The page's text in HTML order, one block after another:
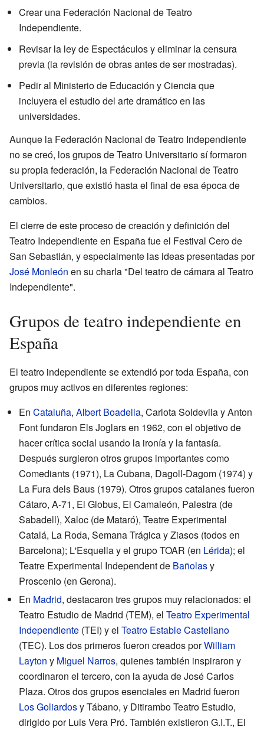
Crear una Federación Nacional de Teatro
Independiente.
Revisar la ley de Espectáculos y eliminar la censura
previa (la revisión de obras antes de ser mostradas).
Pedir al Ministerio de Educación y Ciencia que
incluyera el estudio del arte dramático en las
universidades.
Aunque la Federación Nacional de Teatro Independiente
no se creó, los grupos de Teatro Universitario sí formaron
su propia federación, la Federación Nacional de Teatro
Universitario, que existió hasta el final de esa época de
cambios.
El cierre de este proceso de creación y definición del
Teatro Independiente en España fue el Festival Cero de
San Sebastián, y especialmente las ideas presentadas por
José Monleón en su charla "Del teatro de cámara al Teatro
Independiente".
Grupos de teatro independiente en
España
El teatro independiente se extendió por toda España, con
grupos muy activos en diferentes regiones:
En Cataluña, Albert Boadella, Carlota Soldevila y Anton
Font fundaron Els Joglars en 1962, con el objetivo de
hacer crítica social usando la ironía y la fantasía.
Después surgieron otros grupos importantes como
Comediants (1971), La Cubana, Dagoll-Dagom (1974) y
La Fura dels Baus (1979). Otros grupos catalanes fueron
Cátaro, A-71, El Globus, El Camaleón, Palestra (de
Sabadell), Xaloc (de Mataró), Teatre Experimental
Catalá, La Roda, Semana Trágica y Ziasos (todos en
Barcelona); L'Esquella y el grupo TOAR (en Lérida); el
Teatre Experimental Independent de Bañolasy
Proscenio (en Gerona).
En Madrid, destacaron tres grupos muy relacionados: el
Teatro Estudio de Madrid (TEM), el Teatro Experimental
Independiente (TEI) y el Teatro Estable Castellano
(TEC). Los dos primeros fueron creados porWilliam
Layton y Miguel Narros, quienes también inspiraron y
coordinaron el tercero, con la ayuda de José Carlos
Plaza. Otros dos grupos esenciales en Madrid fueron
Los Goliardosy Tábano, y Ditirambo Teatro Estudio,
dirigido por Luis Vera Pró. También existieron G.I.T., El